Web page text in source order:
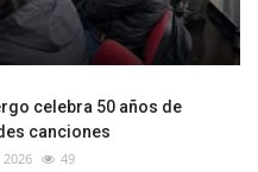
celebra 50 años de
canciones
49